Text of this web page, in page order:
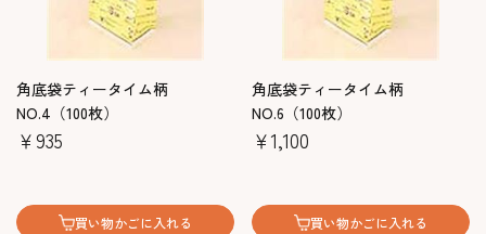
角底袋ティータイム柄
NO.4（100枚）
￥935
買い物かごに入れる
角底袋ティータイム柄
NO.6（100枚）
￥1,100
買い物かごに入れる